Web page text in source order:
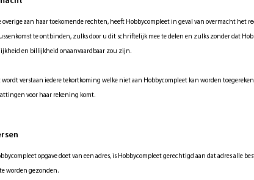
aan haar toekomende rechten, heeft Hobbycompleet in geval van overmacht het
te ontbinden, zulks door u dit schriftelijk mee te delen en zulks zonder dat
en billijkheid onaanvaardbaar zou zijn.
wordt verstaan iedere tekortkoming welke niet aan Hobbycompleet kan worden
voor haar rekening komt.
opgave doet van een adres, is Hobbycompleet gerechtigd aan dat adres alle
worden gezonden.